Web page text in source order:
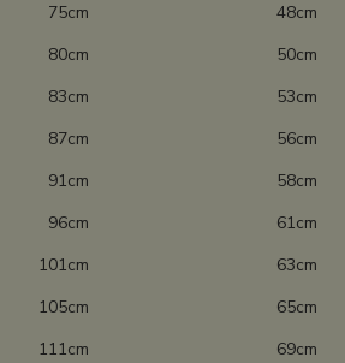
48cm
50cm
53cm
56cm
58cm
61cm
63cm
65cm
69cm